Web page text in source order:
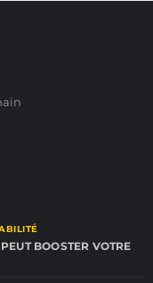
BOOSTER VOTRE